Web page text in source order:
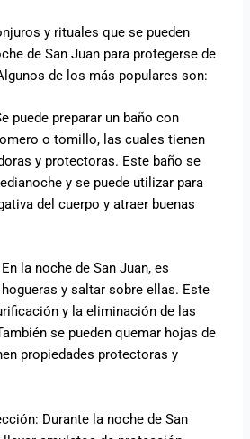
y rituales que se pueden
de San Juan para protegerse de
de los más populares son:
puede preparar un baño con
o tomillo, las cuales tienen
y protectoras. Este baño se
y se puede utilizar para
del cuerpo y atraer buenas
la noche de San Juan, es
y saltar sobre ellas. Este
y la eliminación de las
se pueden quemar hojas de
propiedades protectoras y
Durante la noche de San